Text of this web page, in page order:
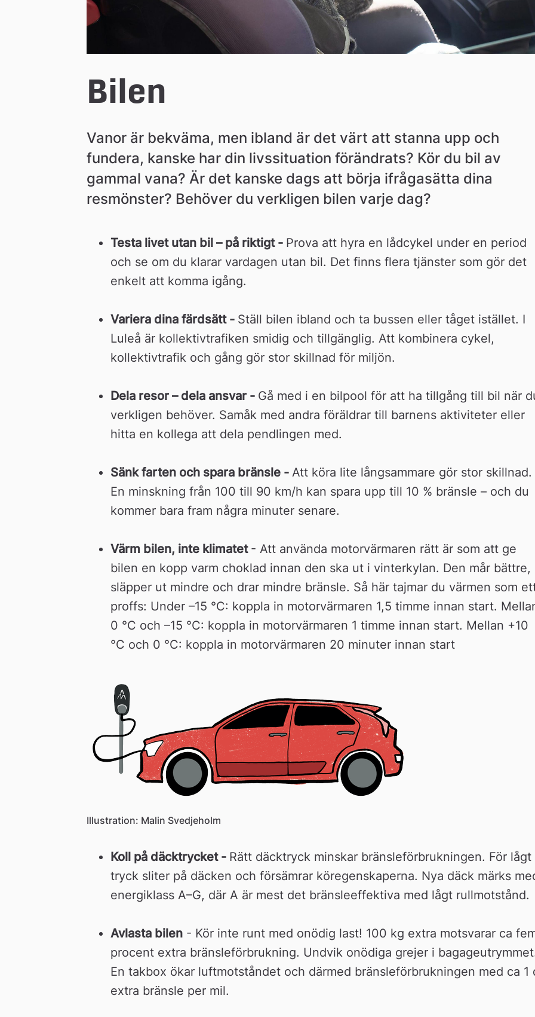
Bilen
Vanor är bekväma, men ibland är det värt att stanna upp och
fundera, kanske har din livssituation förändrats? Kör du bil av
gammal vana? Är det kanske dags att börja ifrågasätta dina
resmönster? Behöver du verkligen bilen varje dag?
Testa livet utan bil – på riktigt - Prova att hyra en lådcykel under en period
och se om du klarar vardagen utan bil. Det finns flera tjänster som gör det
enkelt att komma igång.
Variera dina färdsätt - Ställ bilen ibland och ta bussen eller tåget istället. I
Luleå är kollektivtrafiken smidig och tillgänglig. Att kombinera cykel,
kollektivtrafik och gång gör stor skillnad för miljön.
Dela resor – dela ansvar - Gå med i en bilpool för att ha tillgång till bil när
verkligen behöver. Samåk med andra föräldrar till barnens aktiviteter eller
hitta en kollega att dela pendlingen med.
Sänk farten och spara bränsle - Att köra lite långsammare gör stor skillnad.
En minskning från 100 till 90 km/h kan spara upp till 10 % bränsle – och du
kommer bara fram några minuter senare.
Värm bilen, inte klimatet - Att använda motorvärmaren rätt är som att ge
bilen en kopp varm choklad innan den ska ut i vinterkylan. Den mår bättre,
släpper ut mindre och drar mindre bränsle. Så här tajmar du värmen som
proffs: Under –15 °C: koppla in motorvärmaren 1,5 timme innan start.
0 °C och –15 °C: koppla in motorvärmaren 1 timme innan start. Mellan +10
°C och 0 °C: koppla in motorvärmaren 20 minuter innan start
Illustration: Malin Svedjeholm
Koll på däcktrycket - Rätt däcktryck minskar bränsleförbrukningen. För lågt
tryck sliter på däcken och försämrar köregenskaperna. Nya däck märks
energiklass A–G, där A är mest det bränsleeffektiva med lågt rullmotstånd.
Avlasta bilen - Kör inte runt med onödig last! 100 kg extra motsvarar ca
procent extra bränsleförbrukning. Undvik onödiga grejer i
En takbox ökar luftmotståndet och därmed bränsleförbrukningen med ca 1
extra bränsle per mil.